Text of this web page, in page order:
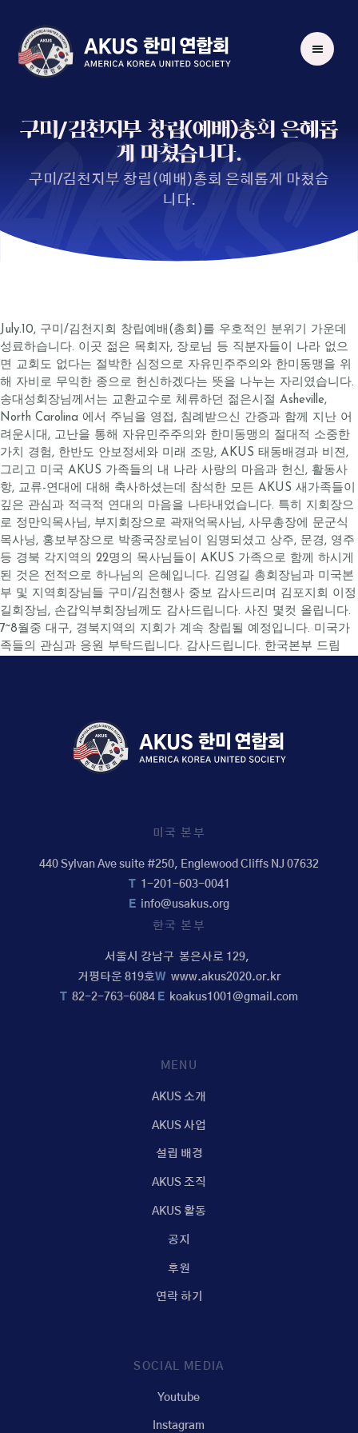
구미/김천지부 창립(예배)총회 은혜롭
게 마쳤습니다.
구미/김천지부 창립(예배)총회 은혜롭게 마쳤습
니다.
July.10, 구미/김천지회 창립예배(총회)를 우호적인 분위기 가운데
성료하습니다. 이곳 젊은 목회자, 장로님 등 직분자들이 나라 없으
면 교회도 없다는 절박한 심정으로 자유민주주의와 한미동맹을 위
해 자비로 무익한 종으로 헌신하겠다는 뜻을 나누는 자리였습니다.
송대성회장님께서는 교환교수로 체류하던 젊은시절 Asheville,
North Carolina 에서 주님을 영접, 침례받으신 간증과 함께 지난 어
려운시대, 고난을 통해 자유민주주의와 한미동맹의 절대적 소중한
가치 경험, 한반도 안보정세와 미래 조망, AKUS 태동배경과 비젼,
그리고 미국 AKUS 가족들의 내 나라 사랑의 마음과 헌신, 활동사
항, 교류-연대에 대해 축사하셨는데 참석한 모든 AKUS 새가족들이
깊은 관심과 적극적 연대의 마음을 나타내었습니다. 특히 지회장으
로 정만익목사님, 부지회장으로 곽재억목사님, 사무총장에 문군식
목사닝, 홍보부장으로 박종국장로님이 임명되셨고 상주, 문경, 영주
등 경북 각지역의 22명의 목사님들이 AKUS 가족으로 함께 하시게
된 것은 전적으로 하나님의 은혜입니다. 김영길 총회장님과 미국본
부 및 지역회장님들 구미/김천행사 중보 감사드리며 김포지회 이정
길회장님, 손갑익부회장님께도 감사드립니다. 사진 몇컷 올립니다.
7~8월중 대구, 경북지역의 지회가 계속 창립될 예정입니다. 미국가
족들의 관심과 응원 부탁드립니다. 감사드립니다. 한국본부 드림
미국 본부
440 Sylvan Ave suite #250, Englewood Cliffs NJ 07632
1-201-603-0041
E info@usakus.org
한국 본부
서울시 강남구 봉은사로 129,
거평타운 819호W www.akus2020.or.kr
T 82-2-763-6084 E koakus1001@gmail.com
MENU
AKUS 소개
AKUS 사업
설립 배경
AKUS 조직
AKUS 활동
공지
후원
연락 하기
SOCIAL MEDIA
Youtube
Instagram